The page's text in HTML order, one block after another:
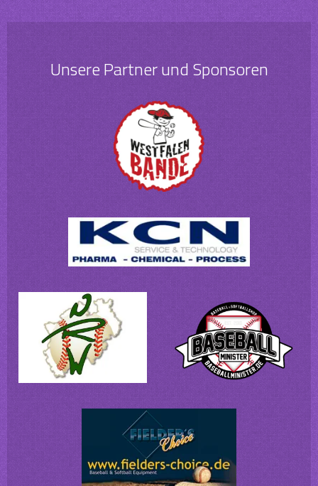
Unsere Partner und Sponsoren